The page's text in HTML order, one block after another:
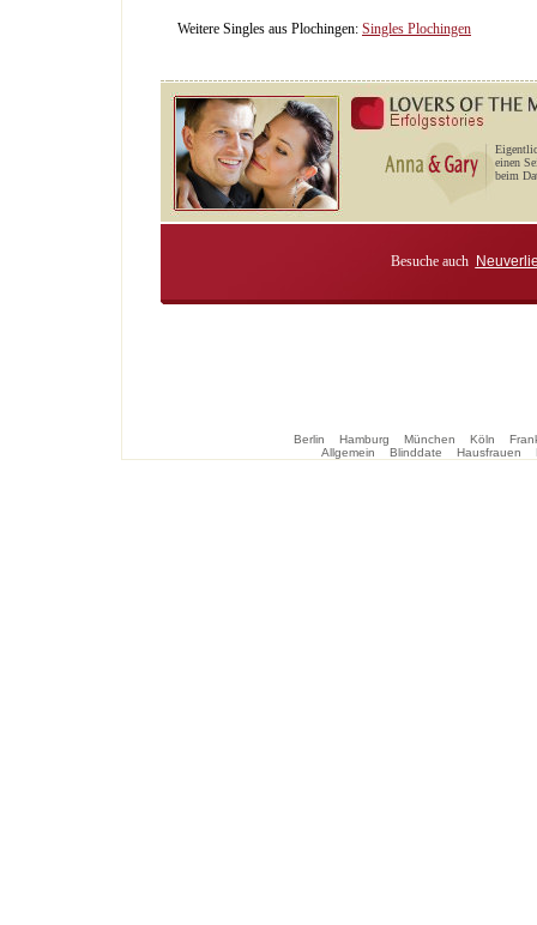
Weitere Singles aus Plochingen: Singles Plochingen
einen
beim
Besuche auch
Berlin Hamburg München Köln
Allgemein
Blinddate Hausfrauen